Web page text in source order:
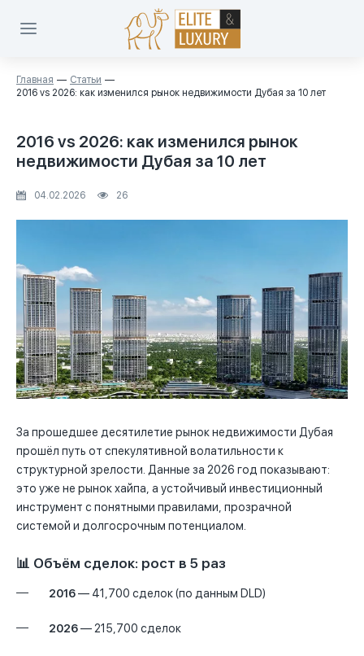
Главная
Статьи
2016 vs 2026: как изменился рынок недвижимости Дубая за 10 лет
2016 vs 2026: как изменился рынок
недвижимости Дубая за 10 лет
04.02.2026 26
За прошедшее десятилетие рынок недвижимости Дубая
прошёл путь от спекулятивной волатильности к
структурной зрелости. Данные за 2026 год показывают:
это уже не рынок хайпа, а устойчивый инвестиционный
инструмент с понятными правилами, прозрачной
системой и долгосрочным потенциалом.
📊 Объём сделок: рост в 5 раз
2016— 41,700 сделок (по данным DLD)
2026— 215,700 сделок